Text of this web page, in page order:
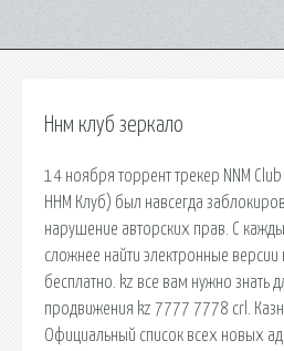
Ннм клуб зеркало
14 ноября торрент трекер NNM
ННМ Клуб) был навсегда
нарушение авторских прав. С
сложнее найти электронные версии
бесплатно. kz все вам нужно знать
продвижения kz 7777 7778 crl.
Официальный список всех новых